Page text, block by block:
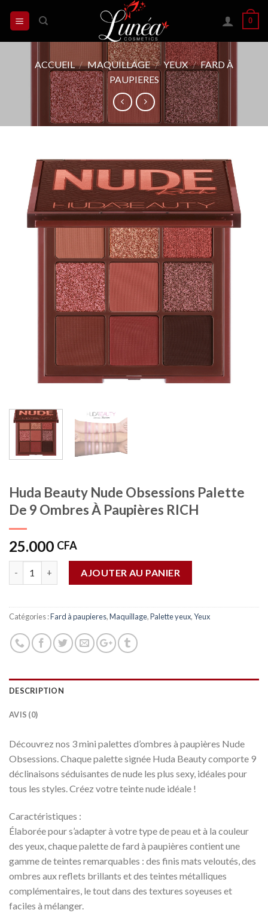
0
ACCUEIL / MAQUILLAGE / YEUX / FARD À
PAUPIERES
Huda Beauty Nude Obsessions Palette
De 9 Ombres À Paupières RICH
25.000 CFA
AJOUTER AU PANIER
Catégories :Fard à paupieres,Maquillage,Palette yeux,Yeux
DESCRIPTION
AVIS (0)
Découvrez nos 3 mini palettes d’ombres à paupières Nude
Obsessions. Chaque palette signée Huda Beauty comporte 9
déclinaisons séduisantes de nude les plus sexy, idéales pour
tous les styles. Créez votre teinte nude idéale !
Caractéristiques :
Élaborée pour s’adapter à votre type de peau et à la couleur
des yeux, chaque palette de fard à paupières contient une
gamme de teintes remarquables : des finis mats veloutés, des
ombres aux reflets brillants et des teintes métalliques
complémentaires, le tout dans des textures soyeuses et
faciles à mélanger.